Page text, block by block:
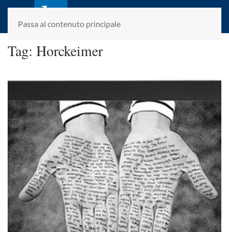
Passa al contenuto principale
laletteraturaenoi.it
fondato da Romano Luperini
Tag: Horckeimer